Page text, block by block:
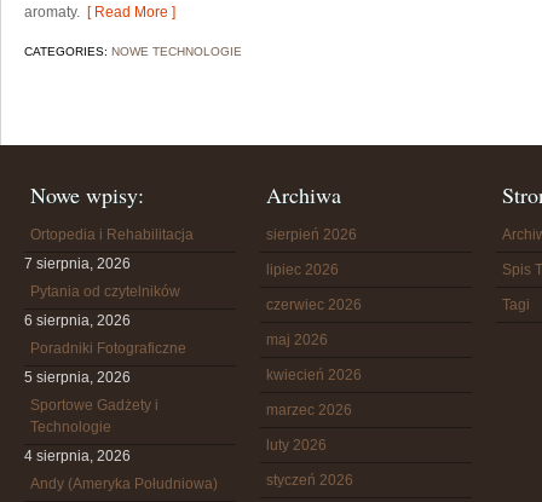
aromaty. [ Read More ]
CATEGORIES: NOWE TECHNOLOGIE
Nowe wpisy:
Ortopedia i Rehabilitacja
7 sierpnia, 2026
Pytania od czytelników
6 sierpnia, 2026
Poradniki Fotograficzne
5 sierpnia, 2026
Sportowe Gadżety i
Technologie
4 sierpnia, 2026
Andy (Ameryka Południowa)
Archiwa
sierpień 2026
lipiec 2026
czerwiec 2026
maj 2026
kwiecień 2026
marzec 2026
luty 2026
styczeń 2026
Spis
Tagi